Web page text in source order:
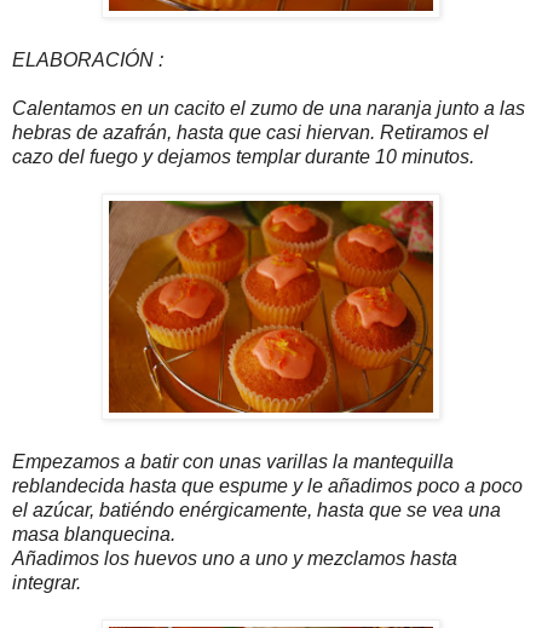
ELABORACIÓN :
Calentamos en un cacito el zumo de una naranja junto a las
hebras de azafrán, hasta que casi hiervan. Retiramos el
cazo del fuego y dejamos templar durante 10 minutos.
Empezamos a batir con unas varillas la mantequilla
reblandecida hasta que espume y le añadimos poco a poco
el azúcar, batiéndo enérgicamente, hasta que se vea una
masa blanquecina.
Añadimos los huevos uno a uno y mezclamos hasta
integrar.